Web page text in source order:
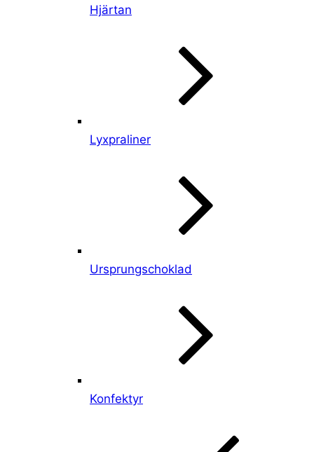
Hjärtan
Lyxpraliner
Ursprungschoklad
Konfektyr